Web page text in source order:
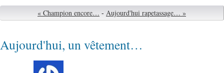
« Champion encore… - Aujourd'hui rapetassage… »
Aujourd'hui, un vêtement…